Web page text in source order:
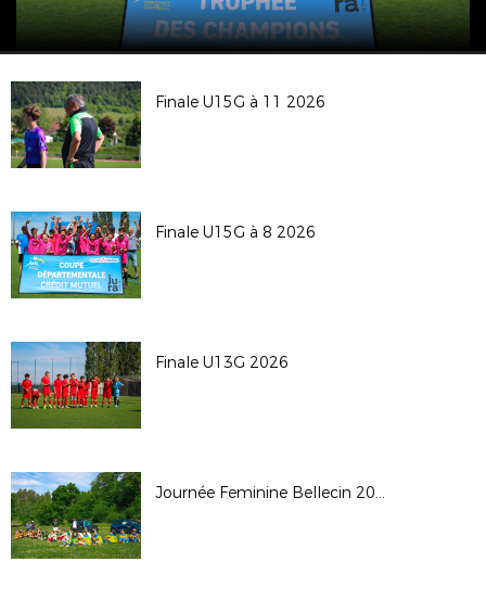
Finale U15G à 11 2026
Finale U15G à 8 2026
Finale U13G 2026
Journée Feminine Bellecin 2026